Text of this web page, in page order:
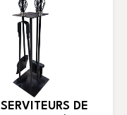
SERVITEURS DE